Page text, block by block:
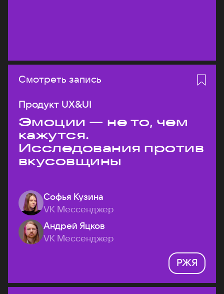
Смотреть запись
Продукт UX&UI
Эмоции — не то, чем
кажутся.
Исследования против
вкусовщины
Софья Кузина
VK Мессенджер
Андрей Яцков
VK Мессенджер
РЖЯ